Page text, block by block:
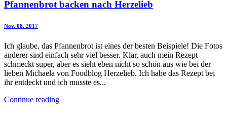
Pfannenbrot backen nach Herzelieb
Nov. 08. 2017
Ich glaube, das Pfannenbrot ist eines der besten Beispiele! Die Fotos
anderer sind einfach sehr viel besser. Klar, auch mein Rezept
schmeckt super, aber es sieht eben nicht so schön aus wie bei der
lieben Michaela von Foodblog Herzelieb. Ich habe das Rezept bei
ihr entdeckt und ich musste es...
Continue reading